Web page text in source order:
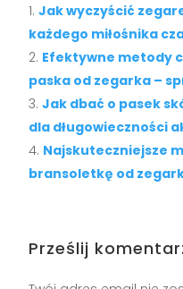
Jak wyczyścić
każdego miłośnika
Efektywne metody
paska od zegarka –
Jak dbać o pasek
dla długowieczności
Najskuteczniejsze
bransoletkę od
Prześlij